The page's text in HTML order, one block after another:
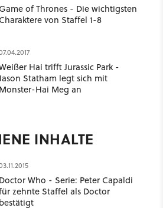
Game of Thrones - Die wichtigsten
Charaktere von Staffel 1-8
Hai trifft Jurassic Park -
Statham legt sich mit
Monster-Hai Meg an
INHALTE
Doctor Who - Serie: Peter Capaldi
zehnte Staffel als Doctor
bestätigt